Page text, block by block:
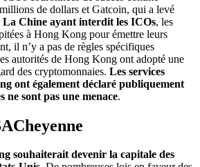
de dollars et Gatcoin, qui a levé
La Chine ayant interdit les ICOs, les
à Hong Kong pour émettre leurs
il n’y a pas de règles spécifiques
autorités de Hong Kong ont adopté une
des cryptomonnaies. Les services
ont également déclaré publiquement
ne sont pas une menace.
Cheyenne
souhaiterait devenir la capitale des